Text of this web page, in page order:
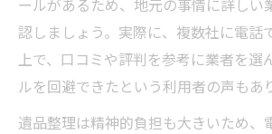
ールがあるため、地元の事情に詳しい
認しましょう。実際に、複数社に電話
上で、口コミや評判を参考に業者を選
ルを回避できたという利用者の声もあ
遺品整理は精神的負担も大きいため、